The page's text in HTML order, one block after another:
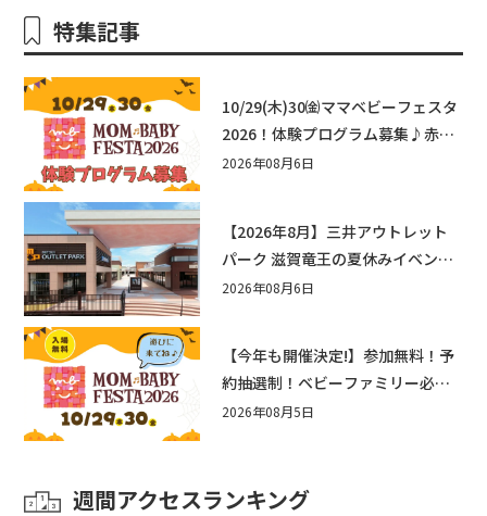
特集記事
10/29(木)30㈮ママベビーフェスタ
2026！体験プログラム募集♪赤ち
ゃん向けイベントに出演しません
2026年08月6日
【2026年8月】三井アウトレット
パーク 滋賀竜王の夏休みイベント
まとめ！びしょぬれ水あそび・激
2026年08月6日
【今年も開催決定!】参加無料！予
約抽選制！ベビーファミリー必見
☆入場無料☆10/29(木)30(金)ママ
2026年08月5日
週間アクセスランキング